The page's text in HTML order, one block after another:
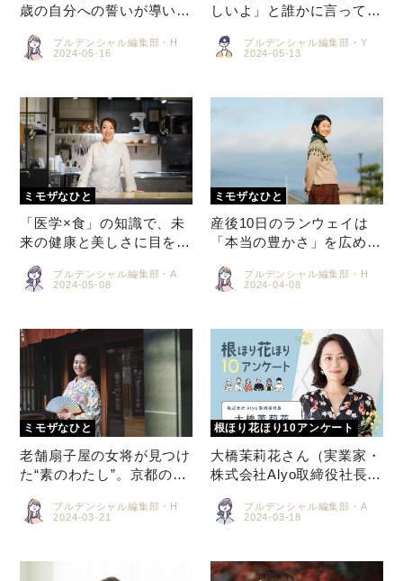
歳の自分への誓いが導いた
ー 髙垣 卓也 ＜前編＞
プルデンシャル編集部・H
しいよ」と誰かに言ってほ
プルデンシャル編集部・Y
「医学×食」の知識で、未
来の健康と美しさに目を向
家・坂部幸さん
プルデンシャル編集部・A
産後10日のランウェイは
「本当の豊かさ」を広める
名な日本人” 内堀 宜江さん
プルデンシャル編集部・H
老舗扇子屋の女将が見つけ
た“素のわたし”。京都の伝
完璧を求めない姿
プルデンシャル編集部・H
大橋茉莉花さん（実業家・
株式会社Alyo取締役社長）
ート」プルデンシャル編集部・A